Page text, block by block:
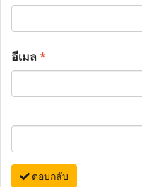
อีเมล*
ตอบกลับ